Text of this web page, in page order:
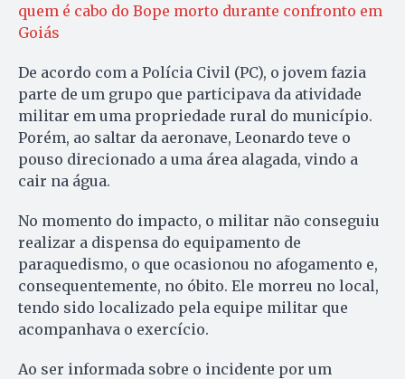
quem é cabo do Bope morto durante confronto em
Goiás
De acordo com a Polícia Civil (PC), o jovem fazia
parte de um grupo que participava da atividade
militar em uma propriedade rural do município.
Porém, ao saltar da aeronave, Leonardo teve o
pouso direcionado a uma área alagada, vindo a
cair na água.
No momento do impacto, o militar não conseguiu
realizar a dispensa do equipamento de
paraquedismo, o que ocasionou no afogamento e,
consequentemente, no óbito. Ele morreu no local,
tendo sido localizado pela equipe militar que
acompanhava o exercício.
Ao ser informada sobre o incidente por um